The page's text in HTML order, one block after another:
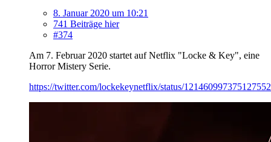
8. Januar 2020 um 10:21
741 Beiträge hier
#374
Am 7. Februar 2020 startet auf Netflix "Locke & Key", eine
Horror Mistery Serie.
https://twitter.com/lockekeynetflix/status/